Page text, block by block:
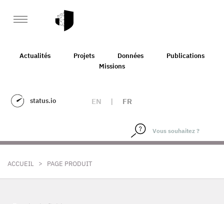
Actualités Projets Données
Publications
Missions
status.io EN | FR
ACCUEIL > PAGE PRODUIT